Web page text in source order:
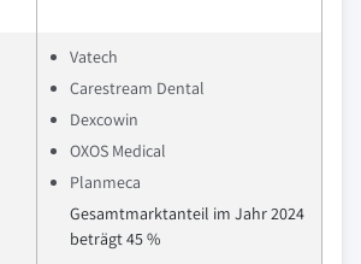
Vatech
Carestream Dental
Dexcowin
OXOS Medical
Planmeca
Gesamtmarktanteil im Jahr 2024
beträgt 45 %